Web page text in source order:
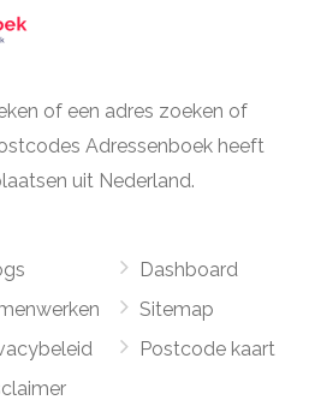
of een adres zoeken of
Adressenboek heeft
uit Nederland.
Dashboard
Sitemap
Postcode kaart